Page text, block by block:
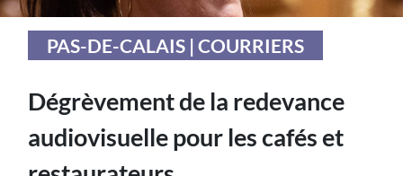
PAS-DE-CALAIS | COURRIERS
Dégrèvement de la redevance
audiovisuelle pour les cafés et